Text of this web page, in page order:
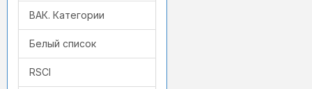
ВАК. Категории
Белый список
RSCI